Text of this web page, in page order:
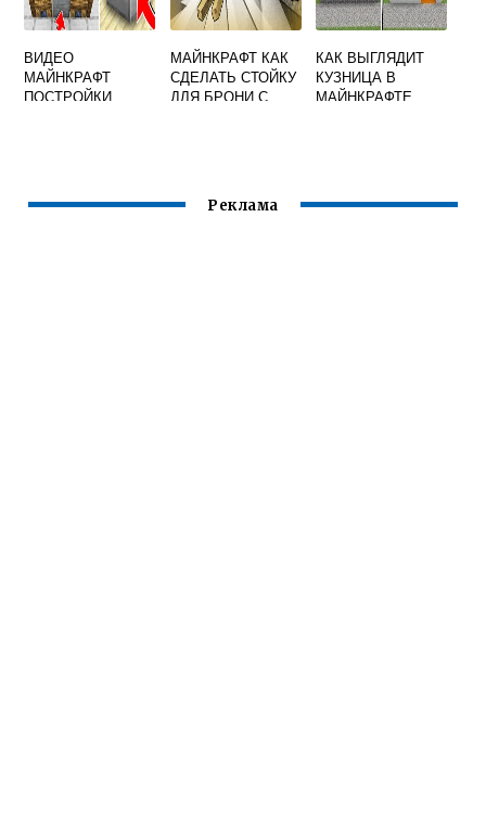
ВИДЕО
МАЙНКРАФТ
ПОСТРОЙКИ
МАЙНКРАФТ КАК
СДЕЛАТЬ СТОЙКУ
ДЛЯ БРОНИ С
КАК ВЫГЛЯДИТ
КУЗНИЦА В
МАЙНКРАФТЕ
Реклама